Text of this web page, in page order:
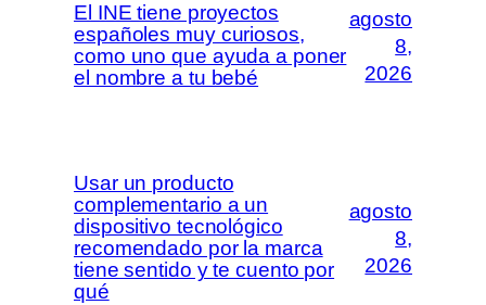
El INE tiene proyectos
españoles muy curiosos,
como uno que ayuda a poner
el nombre a tu bebé
agosto
8,
2026
Usar un producto
complementario a un
dispositivo tecnológico
recomendado por la marca
tiene sentido y te cuento por
qué
agosto
8,
2026